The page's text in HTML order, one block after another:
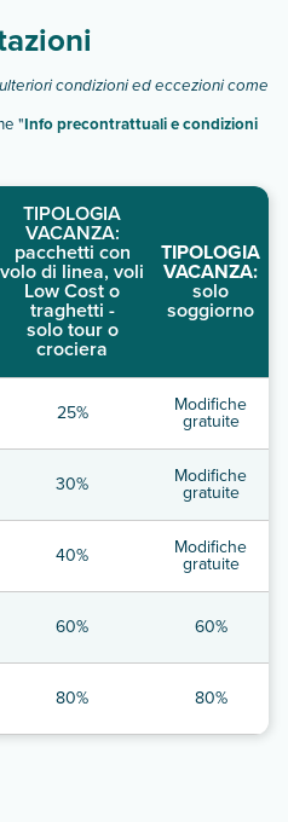
condizioni ed eccezioni come
"Info precontrattuali e condizioni
TIPOLOGIA
VACANZA:
pacchetti con
volo di linea, voli
Low Cost o
traghetti -
solo tour o
crociera
TIPOLOGIA
VACANZA:
solo
soggiorno
25% Modifiche
gratuite
30% Modifiche
gratuite
40% Modifiche
gratuite
60% 60%
80% 80%